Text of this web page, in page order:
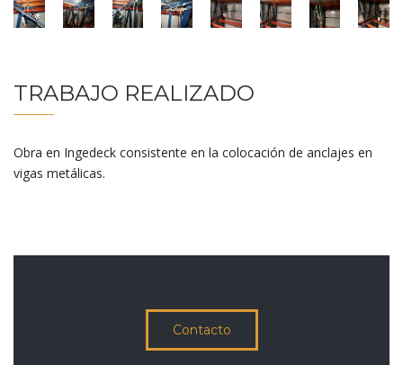
TRABAJO REALIZADO
Obra en Ingedeck consistente en la colocación de anclajes en
vigas metálicas.
Contacto